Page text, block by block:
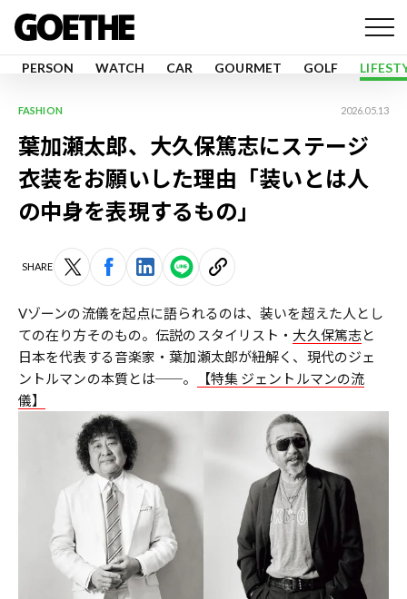
PERSON WATCH CAR GOURMET GOLF
FASHION 2026.05.13
葉加瀬太郎、大久保篤志にステージ
衣装をお願いした理由「装いとは人
の中身を表現するもの」
SHARE
Vゾーンの流儀を起点に語られるのは、装いを超えた人とし
ての在り方そのもの。伝説のスタイリスト・ 大久保篤志と
日本を代表する音楽家・葉加瀬太郎が紐解く、現代のジェ
ントルマンの本質とは──。
【特集 ジェントルマンの流
儀】